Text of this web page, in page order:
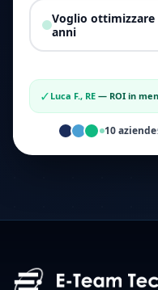
Voglio ottimizzare
anni
✓ Luca F., RE — ROI in
10aziende